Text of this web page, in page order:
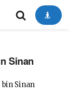
Sinan
Sinan